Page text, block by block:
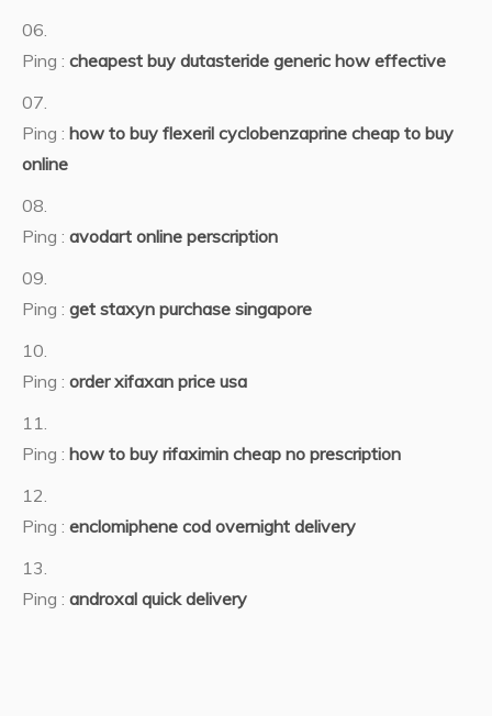
Ping : cheapest buy dutasteride generic how effective
Ping : how to buy flexeril cyclobenzaprine cheap to buy
online
Ping : avodart online perscription
Ping : get staxyn purchase singapore
Ping : order xifaxan price usa
Ping : how to buy rifaximin cheap no prescription
Ping : enclomiphene cod overnight delivery
Ping : androxal quick delivery